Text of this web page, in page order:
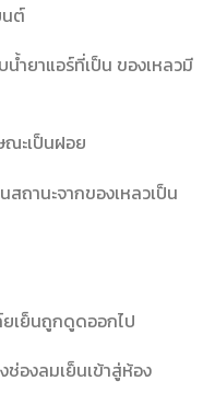
นต์
ำยาแอร์ที่เป็น ของเหลวมี
ณะเป็นฝอย
สถานะจากของเหลวเป็น
เย็นถูกดูดออกไป
องลมเย็นเข้าสู่ห้อง